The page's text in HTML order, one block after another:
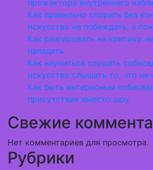
прожектора внутреннего
Как правильно спорить без
искусство не побеждать, а
Как реагировать на критику:
нападать
Как научиться слушать
искусство слышать то, что не
Как быть интересным
присутствия вместо шоу
Свежие
Нет комментариев для просмотра.
Рубрики